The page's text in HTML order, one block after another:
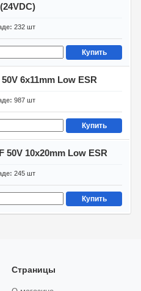
232 шт
Купить
6x11mm Low ESR
987 шт
Купить
50V 10x20mm Low ESR
245 шт
Купить
Страницы